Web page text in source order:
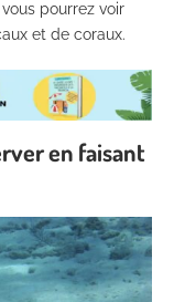
pourrez voir
et de coraux.
en faisant